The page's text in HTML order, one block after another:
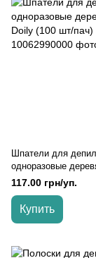
Шпатели для
одноразовые
(100 шт/пач)
117.00 грн/уп.
Купить